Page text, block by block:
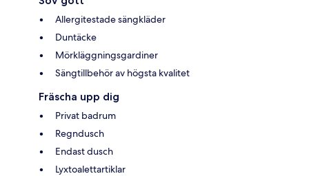
Allergitestade sängkläder
Duntäcke
Mörkläggningsgardiner
Sängtillbehör av högsta kvalitet
Fräscha upp dig
Privat badrum
Regndusch
Endast dusch
Lyxtoalettartiklar